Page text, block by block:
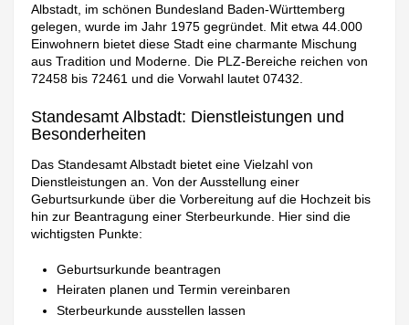
Albstadt, im schönen Bundesland Baden-Württemberg
gelegen, wurde im Jahr 1975 gegründet. Mit etwa 44.000
Einwohnern bietet diese Stadt eine charmante Mischung
aus Tradition und Moderne. Die PLZ-Bereiche reichen von
72458 bis 72461 und die Vorwahl lautet 07432.
Standesamt Albstadt: Dienstleistungen und
Besonderheiten
Das Standesamt Albstadt bietet eine Vielzahl von
Dienstleistungen an. Von der Ausstellung einer
Geburtsurkunde über die Vorbereitung auf die Hochzeit bis
hin zur Beantragung einer Sterbeurkunde. Hier sind die
wichtigsten Punkte:
Geburtsurkunde beantragen
Heiraten planen und Termin vereinbaren
Sterbeurkunde ausstellen lassen